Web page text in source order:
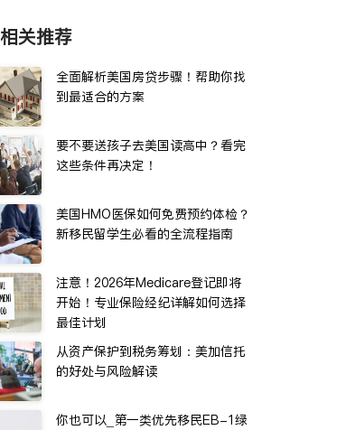
相关推荐
全面解析美国房贷步骤！帮助你找
到最适合的方案
要不要送孩子去美国读高中？看完
这些条件再决定！
美国HMO医保如何免费预约体检？
新移民留学生必看的全流程指南
注意！2026年Medicare登记即将
开始！专业保险经纪详解如何选择
最佳计划
从资产保护到税务筹划：美加信托
的好处与风险解读
你也可以_第一类优先移民EB-1绿